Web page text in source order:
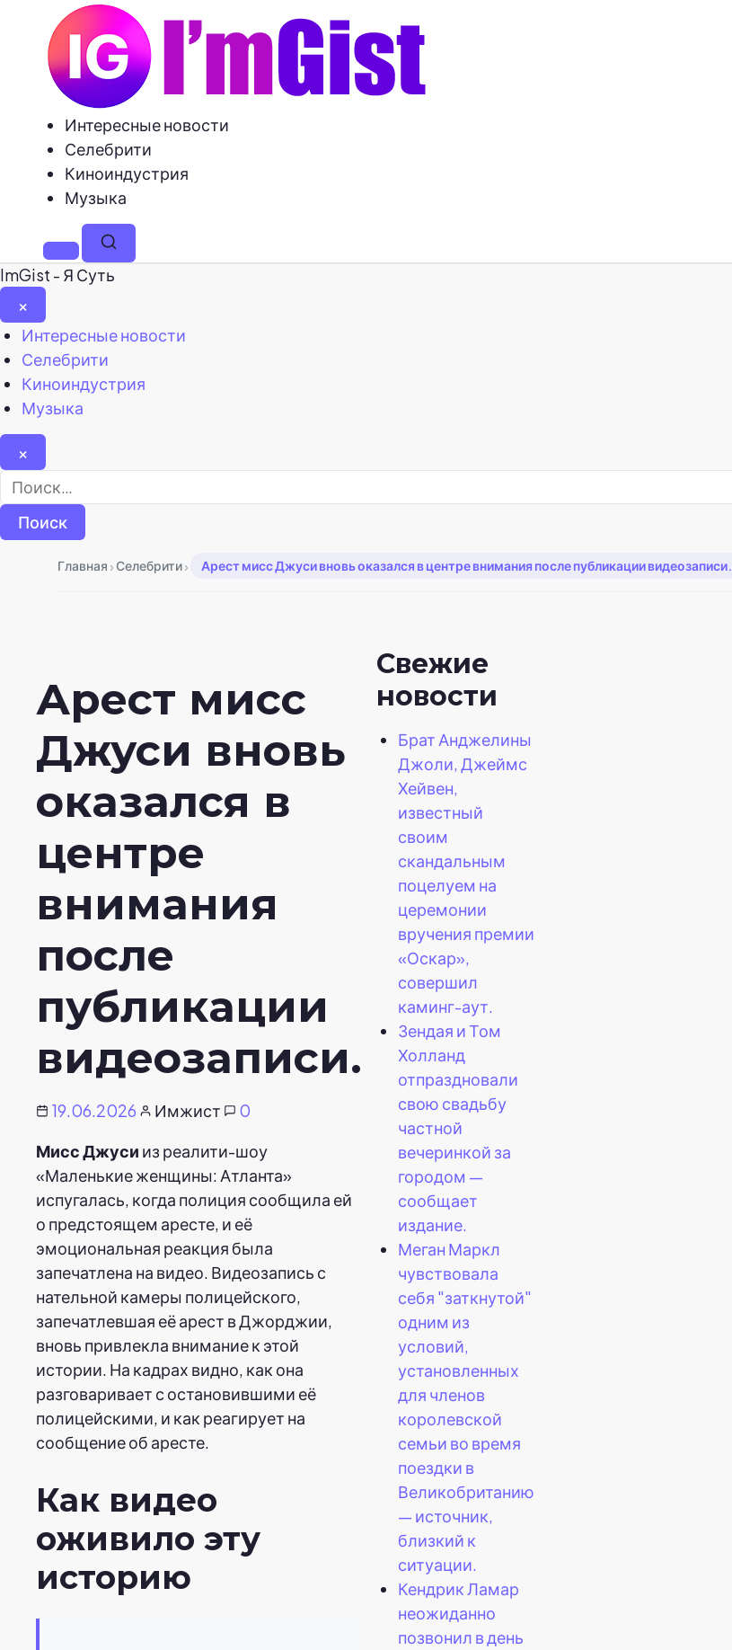
Интересные новости
Селебрити
Киноиндустрия
Музыка
МенюПоиск
ImGist - Я Суть
×
Закрыть
меню
Интересные новости
Селебрити
Киноиндустрия
Музыка
×
Найти:
Главная › Селебрити› Арест мисс Джуси вновь оказался в центре внимания после публикации видеозаписи.
Арест мисс
Джуси вновь
оказался в
центре
внимания
после
публикации
видеозаписи.
19.06.2026 Имжист
0
Мисс Джуси из реалити-шоу
«Маленькие женщины: Атланта»
испугалась, когда полиция сообщила ей
о предстоящем аресте, и её
эмоциональная реакция была
запечатлена на видео. Видеозапись с
нательной камеры полицейского,
запечатлевшая её арест в Джорджии,
вновь привлекла внимание к этой
истории. На кадрах видно, как она
разговаривает с остановившими её
полицейскими, и как реагирует на
сообщение об аресте.
Как видео
оживило эту
историю
Свежие
новости
Брат Анджелины
Джоли, Джеймс
Хейвен,
известный
своим
скандальным
поцелуем на
церемонии
вручения премии
«Оскар»,
совершил
каминг-аут.
Зендая и Том
Холланд
отпраздновали
свою свадьбу
частной
вечеринкой за
городом —
сообщает
издание.
Меган Маркл
чувствовала
себя "заткнутой"
одним из
условий,
установленных
для членов
королевской
семьи во время
поездки в
Великобританию
— источник,
близкий к
ситуации.
Кендрик Ламар
неожиданно
позвонил в день